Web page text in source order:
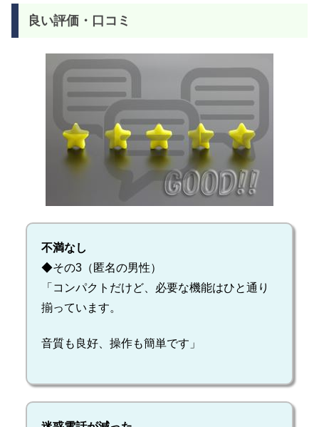
良い評価・口コミ
不満なし
◆その3（匿名の男性）
「コンパクトだけど、必要な機能はひと通り
揃っています。
音質も良好、操作も簡単です」